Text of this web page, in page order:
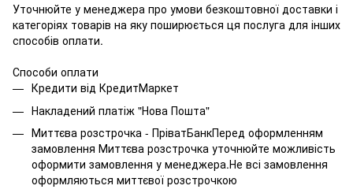
Уточнюйте у менеджера про умови безкоштовної доставки і
категоріях товарів на яку поширюється ця послуга для інших
способів оплати.
Способи оплати
Кредити від КредитМаркет
Накладений платіж "Нова Пошта"
Миттєва розстрочка - ПріватБанкПеред оформленням
замовлення Миттєва розстрочка уточнюйте можливість
оформити замовлення у менеджера.Не всі замовлення
оформляються миттєвої розстрочкою